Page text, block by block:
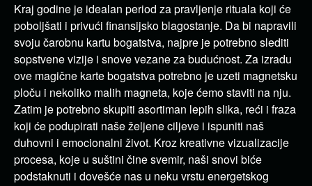
Kraj godine je idealan period za pravljenje rituala koji će
poboljšati i privući finansijsko blagostanje. Da bi napravili
svoju čarobnu kartu bogatstva, najpre je potrebno slediti
sopstvene vizije i snove vezane za budućnost. Za izradu
ove magične karte bogatstva potrebno je uzeti magnetsku
ploču i nekoliko malih magneta, koje ćemo staviti na nju.
Zatim je potrebno skupiti asortiman lepih slika, reći i fraza
koji će podupirati naše željene ciljeve i ispuniti naš
duhovni i emocionalni život. Kroz kreativne vizualizacije
procesa, koje u suštini čine svemir, naši snovi biće
podstaknuti i dovešće nas u neku vrstu energetskog